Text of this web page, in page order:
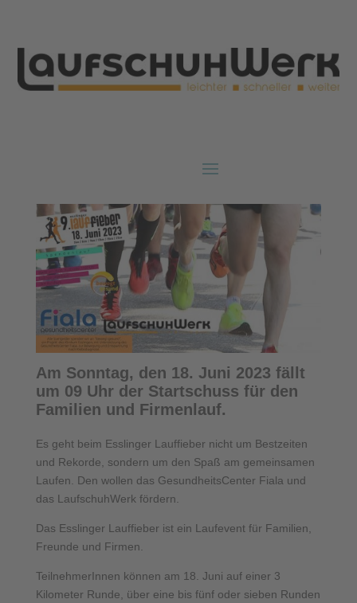
Am Sonntag, den 18. Juni 2023 fällt
um 09 Uhr der Startschuss für den
Familien und Firmenlauf.
Es geht beim Esslinger Lauffieber nicht um Bestzeiten
und Rekorde, sondern um den Spaß am gemeinsamen
Laufen. Den wollen das GesundheitsCenter Fiala und
das LaufschuhWerk fördern.
Das Esslinger Lauffieber ist ein Laufevent für Familien,
Freunde und Firmen.
TeilnehmerInnen können am 18. Juni auf einer 3
Kilometer Runde, über eine bis fünf oder sieben Runden